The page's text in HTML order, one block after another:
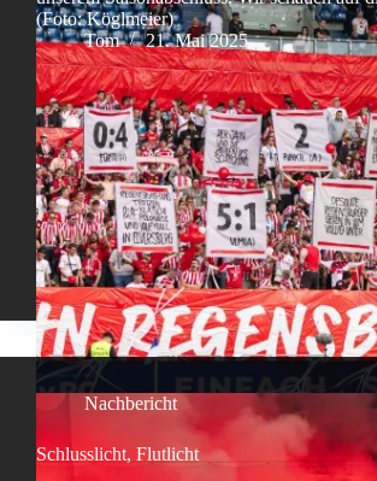
(Foto: Köglmeier)
Tom
21. Mai 2025
Nachbericht
Schlusslicht, Flutlicht